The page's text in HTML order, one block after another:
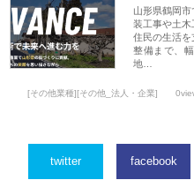
山形県鶴岡
装工事や土
住民の生活を
整備まで、
地…
[その他業種][その他_法人・企業]
twitter facebook